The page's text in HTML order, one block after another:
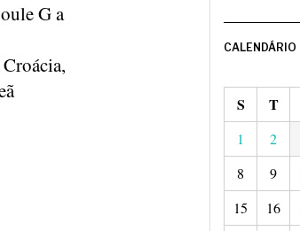
G a
CALENDÁRIO
S T
1 2
8
9
15
16